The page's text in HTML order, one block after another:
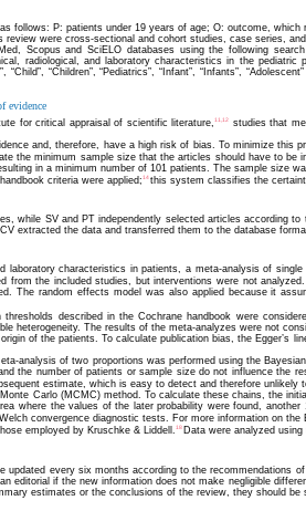
follows: P: patients under 19 years of age; O: outcome,
were cross-sectional and cohort studies, case series,
Scopus and SciELO databases using the following
radiological, and laboratory characteristics in the pediatric
“Child”, “Children”, “Pediatrics”, “Infant”, “Infants”,
evidence
for critical appraisal of scientific literature,11,12
studies that
and, therefore, have a high risk of bias. To minimize
the minimum sample size that the articles should have to
in a minimum number of 101 patients. The sample size
criteria were applied;14this system classifies the
while SV and PT independently selected articles
extracted the data and transferred them to the database
laboratory characteristics in patients, a meta-analysis of
from the included studies, but interventions were not
The random effects model was also applied because it
described in the Cochrane handbook were
heterogeneity. The results of the meta-analyzes were not
of the patients. To calculate publication bias, the
analysis of two proportions was performed using the
the number of patients or sample size do not influence
estimate, which is easy to detect and therefore unlikely
Carlo (MCMC) method. To calculate these chains, the
where the values of the later probability were found,
convergence diagnostic tests. For more information on the
employed by Kruschke & Liddell. 18 Data were analyzed
every six months according to the recommendations
editorial if the new information does not make negligible
estimates or the conclusions of the review, they should be